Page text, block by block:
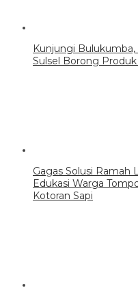
Kunjungi Bulukumba,
Sulsel Borong
Gagas Solusi Ramah
Edukasi Warga
Kotoran Sapi